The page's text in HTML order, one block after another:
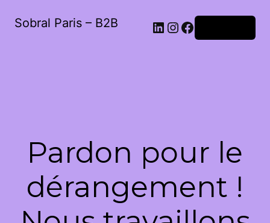
Sobral Paris – B2B LinkedIn
Instagram
Facebook
Pardon pour le
dérangement !